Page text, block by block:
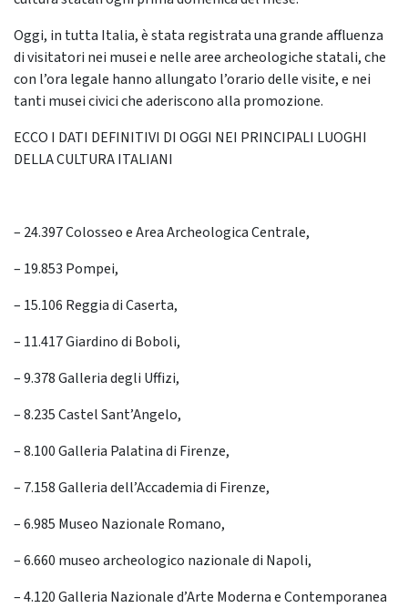
Oggi, in tutta Italia, è stata registrata una grande affluenza
di visitatori nei musei e nelle aree archeologiche statali, che
con l’ora legale hanno allungato l’orario delle visite, e nei
tanti musei civici che aderiscono alla promozione.
ECCO I DATI DEFINITIVI DI OGGI NEI PRINCIPALI LUOGHI
DELLA CULTURA ITALIANI
– 24.397 Colosseo e Area Archeologica Centrale,
– 19.853 Pompei,
– 15.106 Reggia di Caserta,
– 11.417 Giardino di Boboli,
– 9.378 Galleria degli Uffizi,
– 8.235 Castel Sant’Angelo,
– 8.100 Galleria Palatina di Firenze,
– 7.158 Galleria dell’Accademia di Firenze,
– 6.985 Museo Nazionale Romano,
– 6.660 museo archeologico nazionale di Napoli,
– 4.120 Galleria Nazionale d’Arte Moderna e Contemporanea